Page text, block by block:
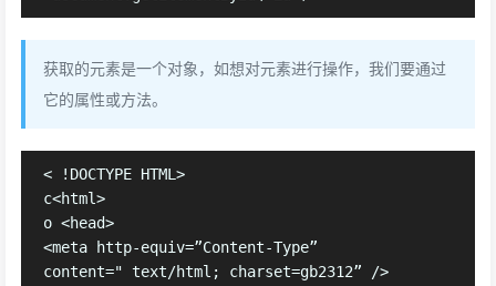
获取的元素是一个对象，如想对元素进行操作，我们要通过
它的属性或方法。
< !DOCTYPE HTML>
c<html>
o <head>
<meta http-equiv=”Content-Type”
content=" text/html; charset=gb2312” />